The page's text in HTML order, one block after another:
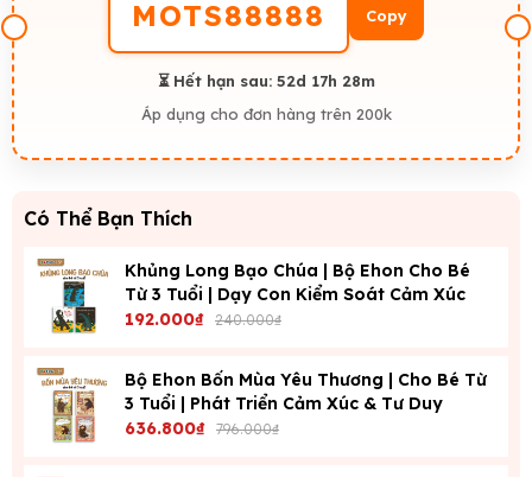
MOTS88888 Copy
⏳ Hết hạn sau: 52d 17h 28m
Áp dụng cho đơn hàng trên 200k
Có Thể Bạn Thích
Khủng Long Bạo Chúa | Bộ Ehon Cho Bé
Từ 3 Tuổi | Dạy Con Kiểm Soát Cảm Xúc
192.000₫ 240.000₫
Bộ Ehon Bốn Mùa Yêu Thương | Cho Bé Từ
3 Tuổi | Phát Triển Cảm Xúc & Tư Duy
636.800₫ 796.000₫